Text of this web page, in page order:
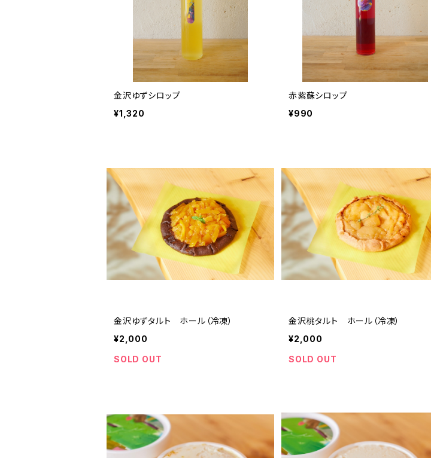
金沢ゆずシロップ
¥1,320
赤紫蘇シロップ
¥990
金沢ゆずタルト ホール（冷凍）
¥2,000
SOLD OUT
金沢桃タルト ホール（冷凍）
¥2,000
SOLD OUT